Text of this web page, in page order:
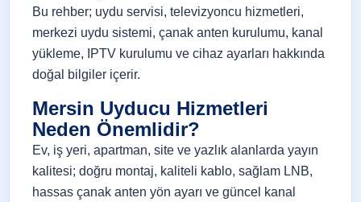
Bu rehber; uydu servisi, televizyoncu hizmetleri,
merkezi uydu sistemi, çanak anten kurulumu, kanal
yükleme, IPTV kurulumu ve cihaz ayarları hakkında
doğal bilgiler içerir.
Mersin Uyducu Hizmetleri
Neden Önemlidir?
Ev, iş yeri, apartman, site ve yazlık alanlarda yayın
kalitesi; doğru montaj, kaliteli kablo, sağlam LNB,
hassas çanak anten yön ayarı ve güncel kanal